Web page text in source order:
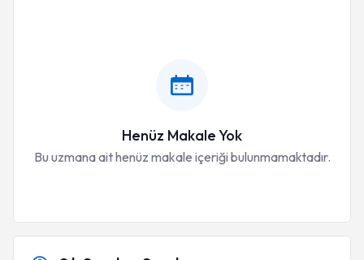
Henüz Makale Yok
Bu uzmana ait henüz makale içeriği bulunmamaktadır.